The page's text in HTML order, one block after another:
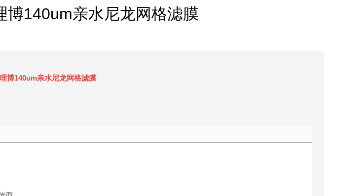
博140um亲水尼龙网格滤膜
博140um亲水尼龙网格滤膜